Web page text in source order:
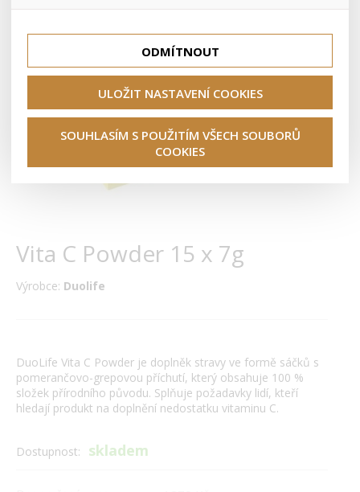
Vita C Powder 15 x 7g
Výrobce: Duolife
DuoLife Vita C Powder je doplněk stravy ve formě sáčků s
pomerančovo-grepovou příchutí, který obsahuje 100 %
složek přírodního původu. Splňuje požadavky lidí, kteří
hledají produkt na doplnění nedostatku vitaminu C.
Dostupnost: skladem
se nevhodným doporučením produktů či jiným
nedůležitým nabídkám.
marketingové kampaně.
ODMÍTNOUT
ULOŽIT NASTAVENÍ COOKIES
SOUHLASÍM S POUŽITÍM VŠECH SOUBORŮ
COOKIES